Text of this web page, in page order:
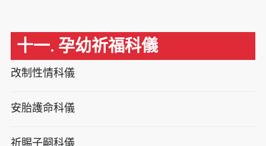
十一. 孕幼祈福科儀
改制性情科儀
安胎護命科儀
祈賜子嗣科儀